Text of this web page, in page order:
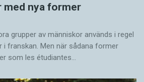
med nya former
grupper av människor används i regel
i franskan. Men när sådana ­former
som les étudiantes…